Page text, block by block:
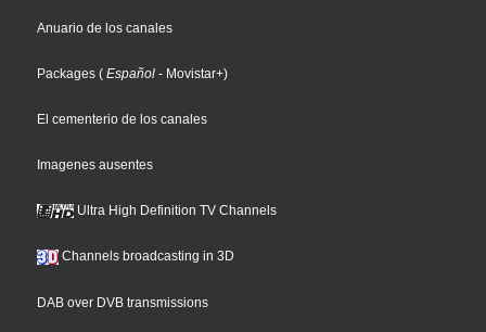
Anuario de los canales
Packages ( Español - Movistar+)
El cementerio de los canales
Imagenes ausentes
Ultra High Definition TV Channels
Channels broadcasting in 3D
DAB over DVB transmissions